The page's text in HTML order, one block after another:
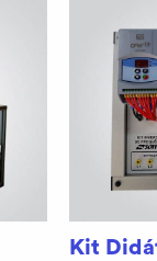
Kit